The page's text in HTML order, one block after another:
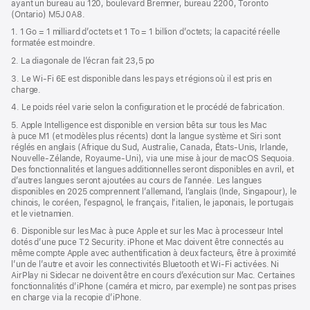
ayant un bureau au 120, boulevard Bremner, bureau 2200, Toronto
(Ontario) M5J 0A8.
1. 1 Go = 1 milliard d’octets et 1 To = 1 billion d’octets; la capacité réelle
formatée est moindre.
2. La diagonale de l’écran fait 23,5 po
3. Le Wi‑Fi 6E est disponible dans les pays et régions où il est pris en
charge.
4. Le poids réel varie selon la configuration et le procédé de fabrication.
5. Apple Intelligence est disponible en version bêta sur tous les Mac
à puce M1 (et modèles plus récents) dont la langue système et Siri sont
réglés en anglais (Afrique du Sud, Australie, Canada, États-Unis, Irlande,
Nouvelle-Zélande, Royaume-Uni), via une mise à jour de macOS Sequoia.
Des fonctionnalités et langues additionnelles seront disponibles en avril, et
d’autres langues seront ajoutées au cours de l’année. Les langues
disponibles en 2025 comprennent l’allemand, l’anglais (Inde, Singapour), le
chinois, le coréen, l’espagnol, le français, l’italien, le japonais, le portugais
et le vietnamien.
6. Disponible sur les Mac à puce Apple et sur les Mac à processeur Intel
dotés d’une puce T2 Security. iPhone et Mac doivent être connectés au
même compte Apple avec authentification à deux facteurs, être à proximité
l’un de l’autre et avoir les connectivités Bluetooth et Wi-Fi activées. Ni
AirPlay ni Sidecar ne doivent être en cours d’exécution sur Mac. Certaines
fonctionnalités d’iPhone (caméra et micro, par exemple) ne sont pas prises
en charge via la recopie d’iPhone.